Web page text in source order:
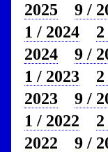
2025
9 /
1 / 2024
2024
9 /
1 / 2023
2023
9 /
1 / 2022
2022
9 /